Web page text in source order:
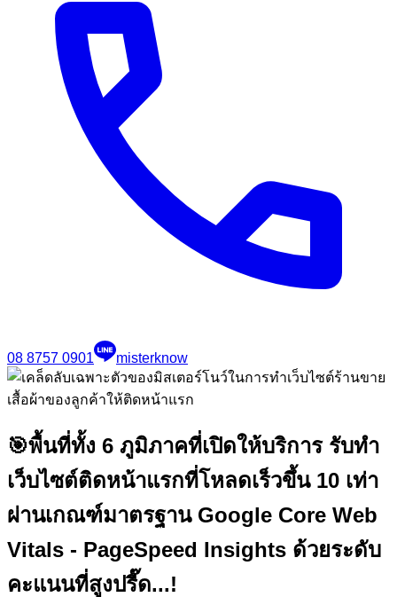
08 8757 0901 misterknow
🎯พื้นที่ทั้ง 6 ภูมิภาคที่เปิดให้บริการ รับทำ
เว็บไซต์ติดหน้าแรกที่โหลดเร็วขึ้น 10 เท่า
ผ่านเกณฑ์มาตรฐาน Google Core Web
Vitals - PageSpeed Insights ด้วยระดับ
คะแนนที่สูงปรี๊ด...!